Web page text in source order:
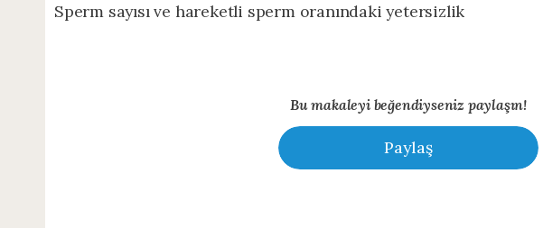
Sperm sayısı ve hareketli sperm oranındaki yetersizlik